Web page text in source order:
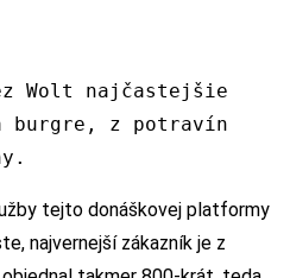
Wolt najčastejšie
burgre, z potravín
tejto donáškovej platformy
najvernejší zákazník je z